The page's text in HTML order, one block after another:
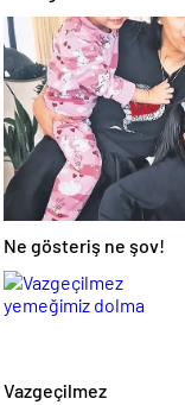
Yağmur’un rakibi
belli oldu
Ne gösteriş ne şov!
Vazgeçilmez